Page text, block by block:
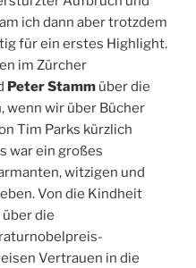
ich dann aber trotzdem
für ein erstes Highlight.
im Zürcher
Peter Stamm überdie
wenn wir über Bücher
Tim Parks kürzlich
war ein großes
witzigen und
Von die Kindheit
die
Vertrauen in die